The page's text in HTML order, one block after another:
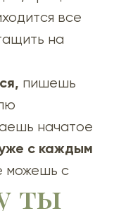
ты
все
на
пишешь
начатое
с каждым
можешь с